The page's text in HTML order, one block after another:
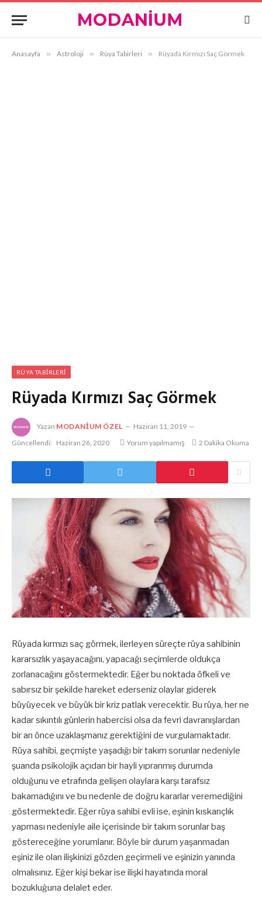
Anasayfa » Astroloji » Rüya Tabirleri » Rüyada Kırmızı Saç Görmek
RÜYA TABIRLERI
Rüyada Kırmızı Saç Görmek
Yazan MODANIUM ÖZEL
Haziran 11, 2019
Güncellendi: Haziran 26, 2020 Yorum yapılmamış 2 Dakika Okuma
Rüyada kırmızı saç görmek, ilerleyen süreçte rüya sahibinin
kararsızlık yaşayacağını, yapacağı seçimlerde oldukça
zorlanacağını göstermektedir. Eğer bu noktada öfkeli ve
sabırsız bir şekilde hareket ederseniz olaylar giderek
büyüyecek ve büyük bir kriz patlak verecektir. Bu rüya, her ne
kadar sıkıntılı günlerin habercisi olsa da fevri davranışlardan
bir an önce uzaklaşmanız gerektiğini de vurgulamaktadır.
Rüya sahibi, geçmişte yaşadığı bir takım sorunlar nedeniyle
şuanda psikolojik açıdan bir hayli yıpranmış durumda
olduğunu ve etrafında gelişen olaylara karşı tarafsız
bakamadığını ve bu nedenle de doğru kararlar veremediğini
göstermektedir. Eğer rüya sahibi evli ise, eşinin kıskançlık
yapması nedeniyle aile içerisinde bir takım sorunlar baş
göstereceğine yorumlanır. Böyle bir durum yaşanmadan
eşiniz ile olan ilişkinizi gözden geçirmeli ve eşinizin yanında
olmalısınız. Eğer kişi bekar ise ilişki hayatında moral
bozukluğuna delalet eder.